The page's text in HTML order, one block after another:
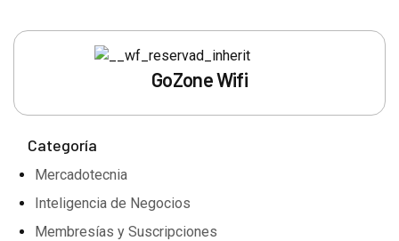
GoZone Wifi
Categoría
Mercadotecnia
Inteligencia de Negocios
Membresías y Suscripciones